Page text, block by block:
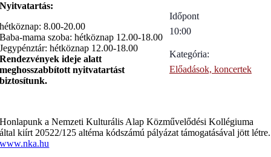
Időpont
10:00
Kategória:
Előadások, koncertek
Nyitvatartás:
hétköznap: 8.00-20.00
Baba-mama szoba: hétköznap 12.00-18.00
Jegypénztár: hétköznap 12.00-18.00
Rendezvények ideje alatt
meghosszabbított nyitvatartást
biztosítunk.
Honlapunk a Nemzeti Kulturális Alap Közművelődési Kollégiuma
által kiírt 20522/125 altéma kódszámú pályázat támogatásával jött létre.
www.nka.hu